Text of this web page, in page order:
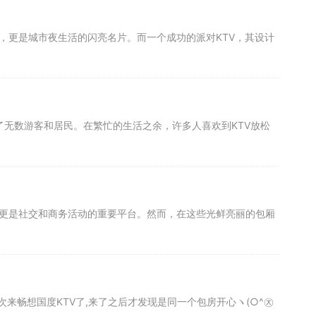
是城市夜生活的闪亮名片。而一个成功的派对KTV，其设计
游客和居民。在繁忙的生活之余，许多人喜欢到KTV放松
社交和商务活动的重要平台。然而，在这些光鲜亮丽的包厢
畅想国度KTV了,来了之后才发现是同一个包房开心ヽ(○^㉨